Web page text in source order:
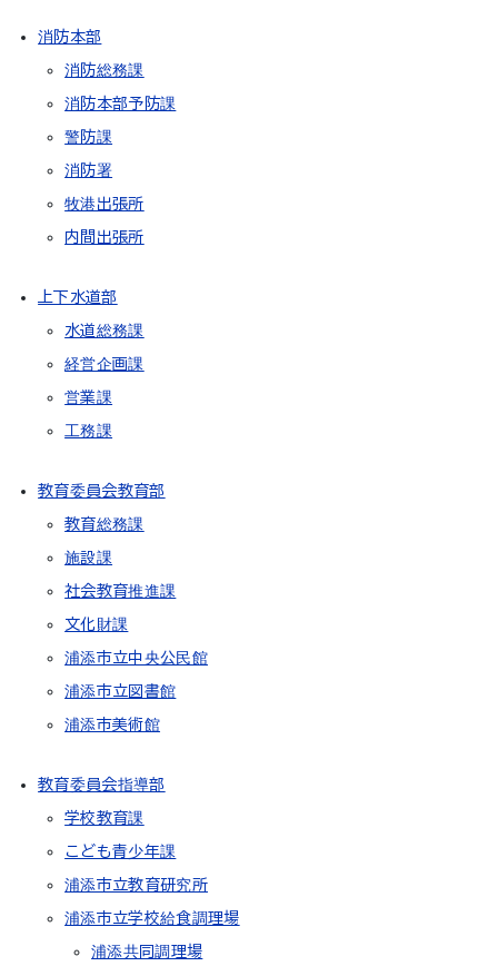
消防本部
消防総務課
消防本部予防課
警防課
消防署
牧港出張所
内間出張所
上下水道部
水道総務課
経営企画課
営業課
工務課
教育委員会教育部
教育総務課
施設課
社会教育推進課
文化財課
浦添市立中央公民館
浦添市立図書館
浦添市美術館
教育委員会指導部
学校教育課
こども青少年課
浦添市立教育研究所
浦添市立学校給食調理場
浦添共同調理場